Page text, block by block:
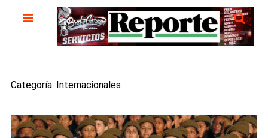
Categoría: Internacionales